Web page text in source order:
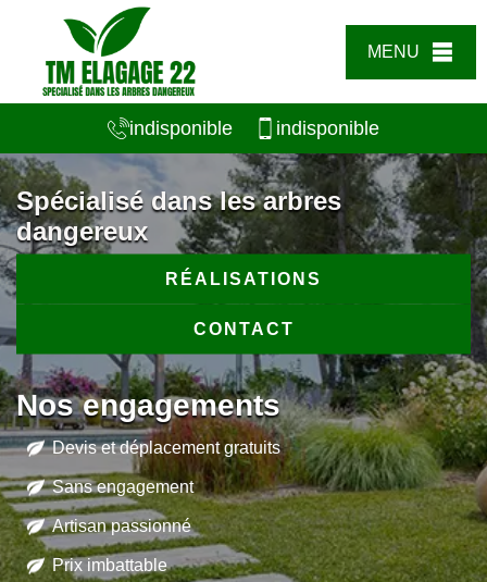
MENU
indisponible indisponible
Spécialisé dans les arbres
dangereux
RÉALISATIONS
CONTACT
Nos engagements
Devis et déplacement gratuits
Sans engagement
Artisan passionné
Prix imbattable